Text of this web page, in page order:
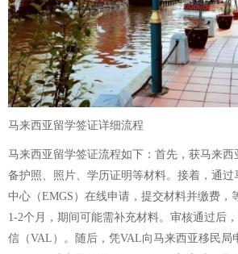
马来西亚留学签证详细流程
马来西亚留学签证流程如下：首先，获马来
备护照、照片、学历证明等材料。接着，通过
中心（EMGS）在线申请，提交材料并缴费，
1-2个月，期间可能需补充材料。审核通过后
信（VAL）。随后，凭VAL向马来西亚移民局